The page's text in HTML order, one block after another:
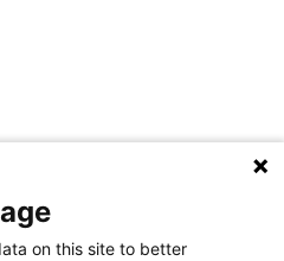
on this site to better